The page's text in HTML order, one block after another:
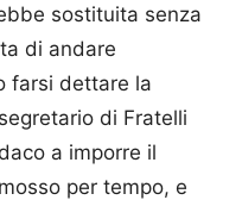
sostituita senza
di andare
farsi dettare la
di Fratelli
a imporre il
per tempo, e